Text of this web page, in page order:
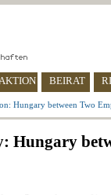
BEIRAT
Hungary between Two
Hungary